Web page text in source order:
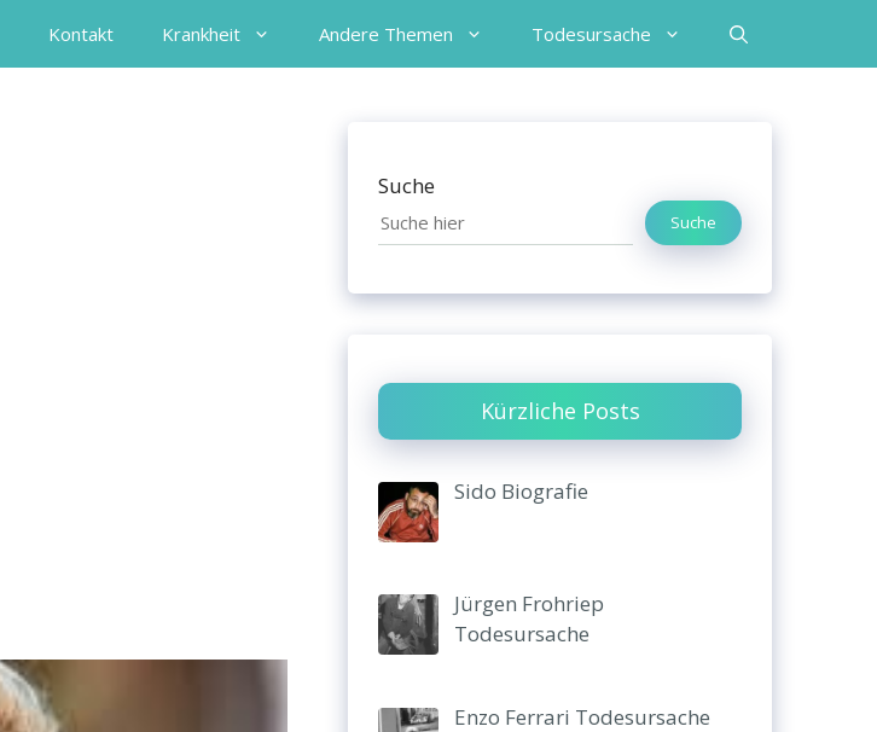
Kontakt Krankheit Andere Themen Todesursache
Suche
Suche
Kürzliche Posts
Sido Biografie
Jürgen Frohriep
Todesursache
Enzo Ferrari Todesursache